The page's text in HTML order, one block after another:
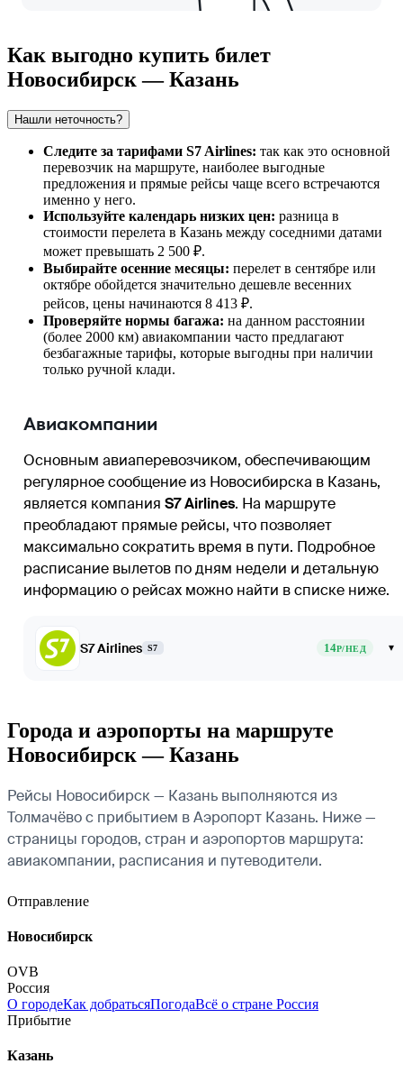
Как выгодно купить билет
Новосибирск — Казань
Нашли неточность?
Следите за тарифами S7 Airlines: так как это основной
перевозчик на маршруте, наиболее выгодные
предложения и прямые рейсы чаще всего встречаются
именно у него.
Используйте календарь низких цен: разница в
стоимости перелета в Казань между соседними датами
может превышать 2 500 ₽.
Выбирайте осенние месяцы: перелет в сентябре или
октябре обойдется значительно дешевле весенних
рейсов, цены начинаются 8 413 ₽.
Проверяйте нормы багажа: на данном расстоянии
(более 2000 км) авиакомпании часто предлагают
безбагажные тарифы, которые выгодны при наличии
только ручной клади.
Авиакомпании
Основным авиаперевозчиком, обеспечивающим
регулярное сообщение из Новосибирска в Казань,
является компания S7 Airlines. На маршруте
преобладают прямые рейсы, что позволяет
максимально сократить время в пути. Подробное
расписание вылетов по дням недели и детальную
информацию о рейсах можно найти в списке ниже.
S7 Airlines S7 14Р/НЕД ▾
Города и аэропорты на маршруте
Новосибирск — Казань
Рейсы Новосибирск — Казань выполняются из
Толмачёво с прибытием в Аэропорт Казань. Ниже —
страницы городов, стран и аэропортов маршрута:
авиакомпании, расписания и путеводители.
Отправление
Новосибирск
OVB
Россия
О городеКак добратьсяПогодаВсё о стране Россия
Прибытие
Казань